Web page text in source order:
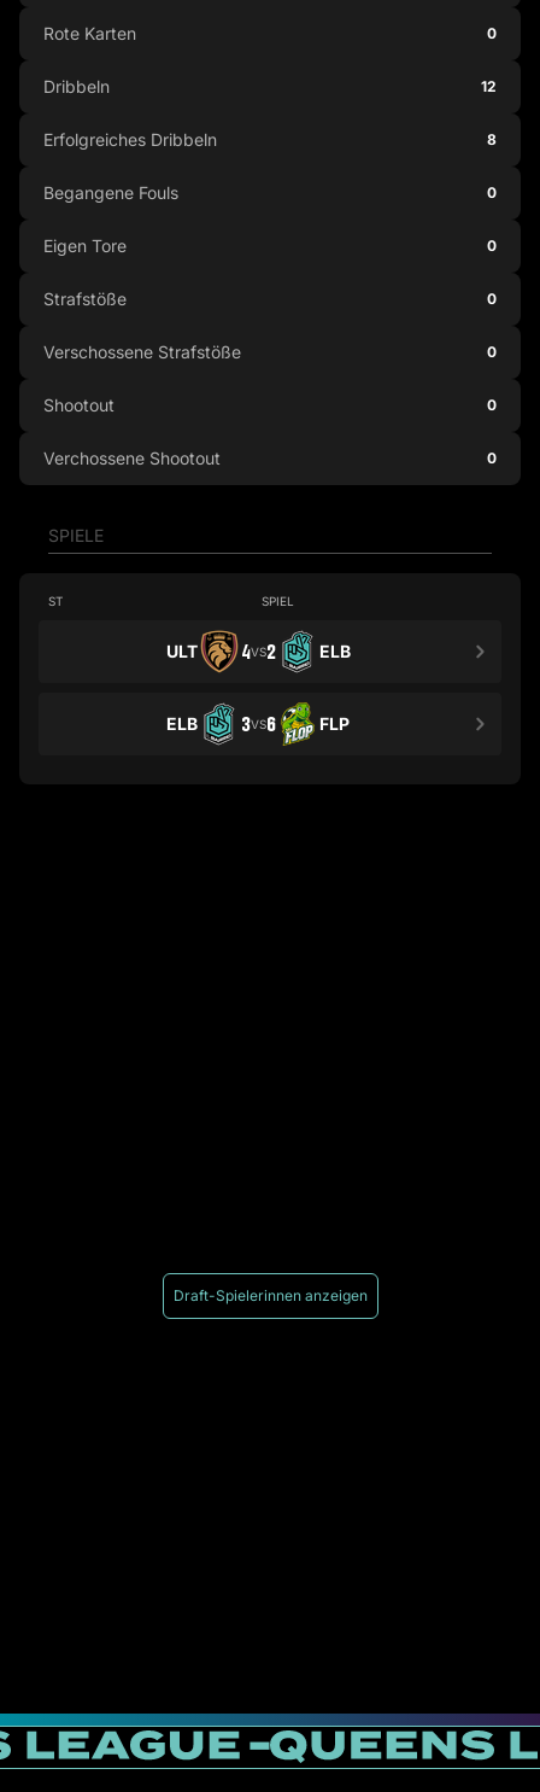
SPIELE
ST SPIEL
ULT 4VS2 ELB
ELB 3VS6 FLP
Rote Karten 0
Dribbeln 12
Erfolgreiches Dribbeln 8
Begangene Fouls 0
Eigen Tore 0
Strafstöße 0
Verschossene Strafstöße 0
Shootout 0
Verchossene Shootout 0
Draft-Spielerinnen anzeigen